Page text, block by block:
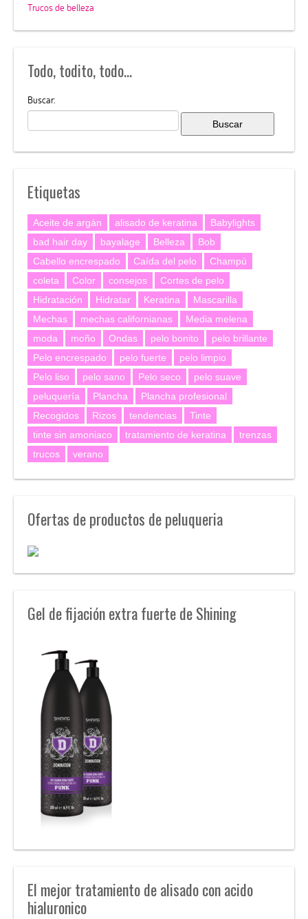
Trucos de belleza
Todo, todito, todo…
Buscar:
Etiquetas
Aceite de argán alisado de keratina
Babylights
bad hair day
bayalage Belleza
Bob
Cabello encrespado
Caída del pelo
Champú
coleta
Color consejos
Cortes de pelo
Hidratación
Hidratar Keratina
Mascarilla
Mechas
mechas californianas
Media melena
moda
moño Ondas pelo bonito
pelo brillante
Pelo encrespado
pelo fuerte
pelo limpio
Pelo liso
pelo sano Pelo seco
pelo suave
peluquería
Plancha
Plancha profesional
Recogidos
Rizos tendencias
Tinte
tinte sin amoniaco
tratamiento de keratina
trenzas
trucos
verano
Ofertas de productos de peluqueria
Gel de fijación extra fuerte de Shining
El mejor tratamiento de alisado con acido
hialuronico